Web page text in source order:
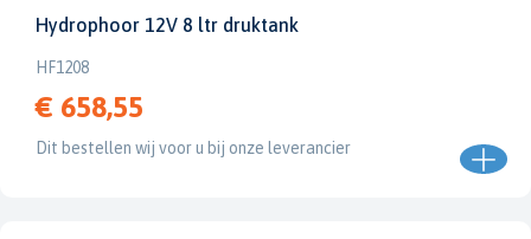
Hydrophoor 12V 8 ltr druktank
HF1208
€ 658,55
Dit bestellen wij voor u bij onze leverancier